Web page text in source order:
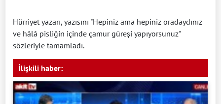
Hürriyet yazarı, yazısını "Hepiniz ama hepiniz oradaydınız
ve hâlâ pisliğin içinde çamur güreşi yapıyorsunuz"
sözleriyle tamamladı.
İlişkili haber: